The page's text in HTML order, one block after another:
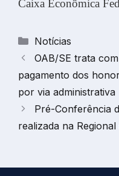
Caixa Econômica
Categorias
Notícias
OAB/SE trata
pagamento dos
por via administrativa
Pré-Conferência
realizada na